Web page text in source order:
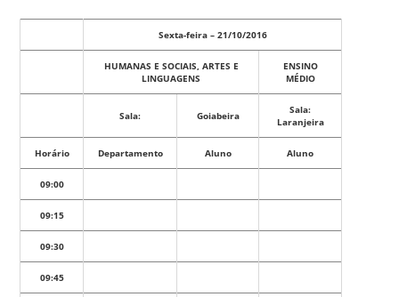
Sexta-feira – 21/10/2016
HUMANAS E SOCIAIS, ARTES E
LINGUAGENS
ENSINO
MÉDIO
Sala: Goiabeira
Sala:
Laranjeira
Horário Departamento Aluno Aluno
09:00
09:15
09:30
09:45